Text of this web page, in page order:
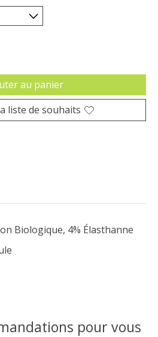
au panier
liste de souhaits
Biologique, 4% Élasthanne
pour vous